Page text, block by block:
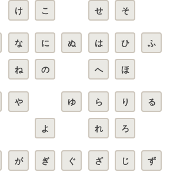
け こ せ そ
な に ぬ
ね の
は ひ ふ
へ ほ
や ゆ
よ
ら り る
れ ろ
が ぎ ぐ ざ じ ず